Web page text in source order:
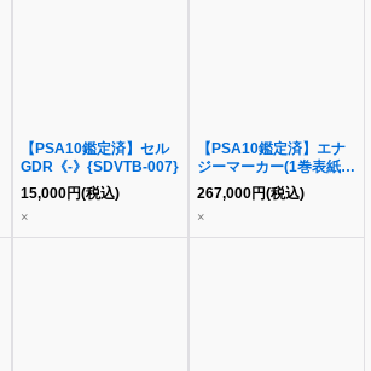
【PSA10鑑定済】セル
GDR《-》{SDVTB-007}
15,000円(税込)
×
【PSA10鑑定済】エナ
ジーマーカー(1巻表紙/
銀)《-》{E-42}
267,000円(税込)
×